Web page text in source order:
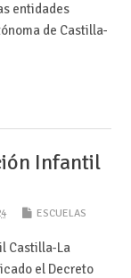
entidades
de Castilla-
Infantil
ESCUELAS
Castilla-La
el Decreto